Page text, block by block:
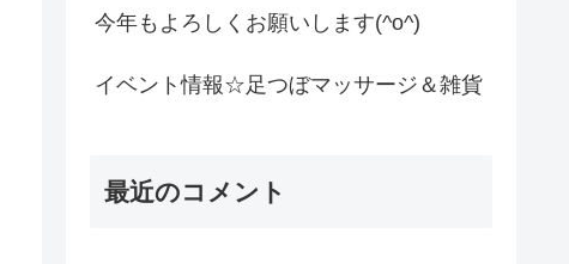
今年もよろしくお願いします(^o^)
イベント情報☆足つぼマッサージ＆雑貨
最近のコメント